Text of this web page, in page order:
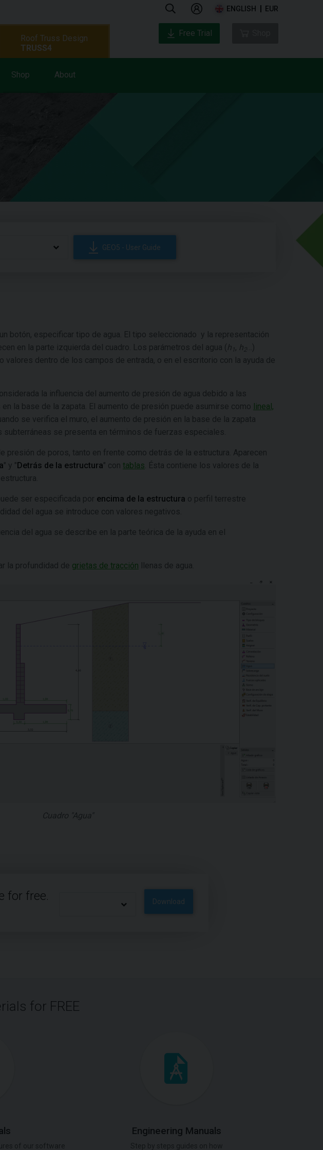
ENGLISH EUR
Shop About
Roof Truss Design
TRUSS4
Free Trial
GEO5 - User Guide
botón, especificar tipo de agua. El tipo seleccionado y la representación
en la parte izquierda del cuadro. Los parámetros del agua ( h 1, h2
…)
valores dentro de los campos de entrada, o en el escritorio con la ayuda de
la influencia del aumento de presión de agua debido a las
la base de la zapata. El aumento de presión puede asumirse como lineal,
se verifica el muro, el aumento de presión en la base de la zapata
se presenta en términos de fuerzas especiales.
presión de poros, tanto en frente como detrás de la estructura. Aparecen
" y "Detrás de la estructura" con tablas . Ésta contiene los valores de la
ser especificada por encima de la estructura o perfil terrestre
del agua se introduce con valores negativos.
del agua se describe en la parte teórica de la ayuda en el
la profundidad de grietas de tracción llenas de agua.
Cuadro "Agua"
for free. Download
for FREE
Engineering Manuals